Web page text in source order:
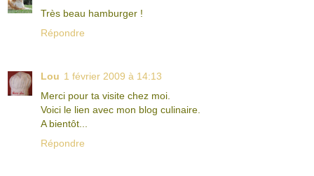
Très beau hamburger !
Répondre
Lou 1 février 2009 à 14:13
Merci pour ta visite chez moi.
Voici le lien avec mon blog culinaire.
A bientôt...
Répondre